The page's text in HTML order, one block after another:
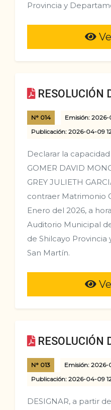
Provincia y
RESOLUCIÓN
N° 014
Emisión: 2026-
Publicación: 2026-04-09
Declarar la
GOMER DAVID
GREY JULIETH
contraer Matrimonio
Enero del 2026, a
Auditorio Municipal
de Shilcayo
San Martín.
RESOLUCIÓN
N° 013
Emisión: 2026-
Publicación: 2026-04-09
DESIGNAR, a partir